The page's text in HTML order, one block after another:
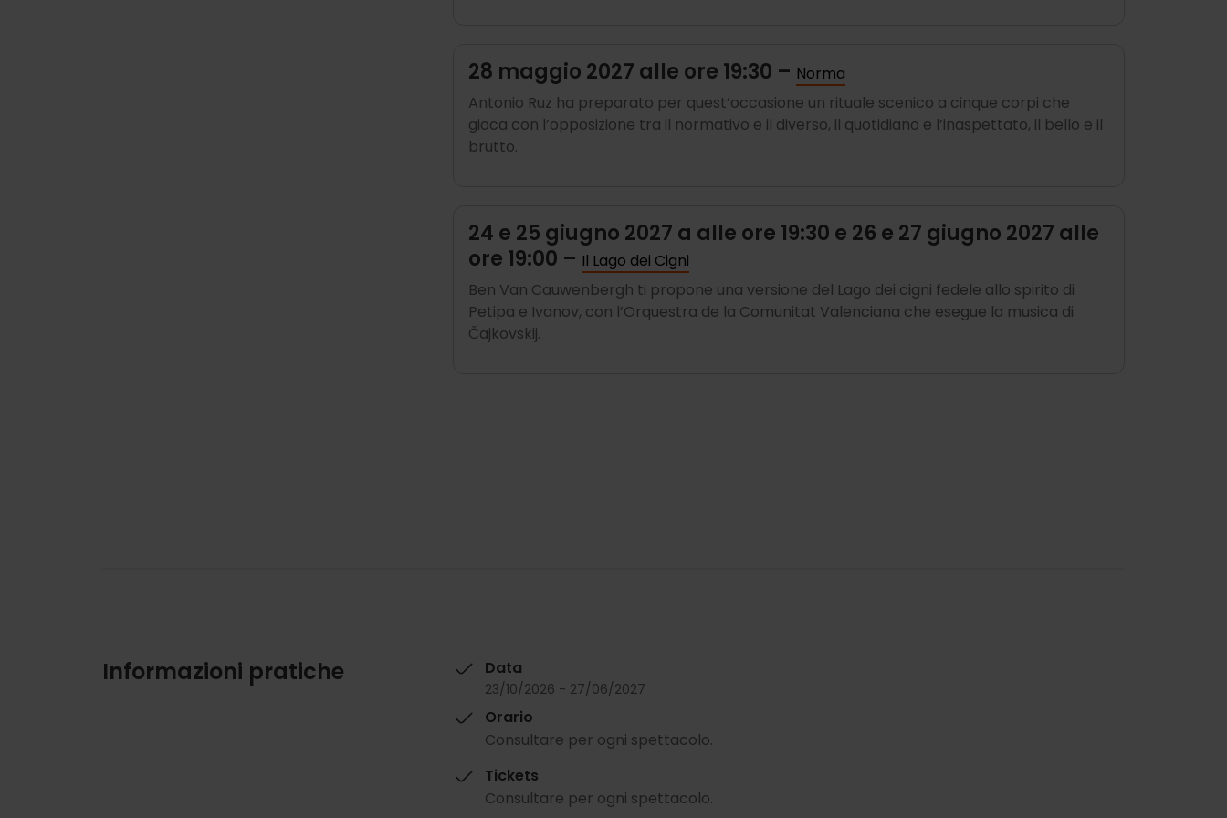
28 maggio 2027 alle ore 19:30 – Norma
Antonio Ruz ha preparato per quest’occasione un rituale scenico a cinque corpi che
gioca con l’opposizione tra il normativo e il diverso, il quotidiano e l’inaspettato, il bello e il
brutto.
24 e 25 giugno 2027 a alle ore 19:30 e 26 e 27 giugno 2027 alle
ore 19:00 – Il Lago dei Cigni
Ben Van Cauwenbergh ti propone una versione del Lago dei cigni fedele allo spirito di
Petipa e Ivanov, con l’Orquestra de la Comunitat Valenciana che esegue la musica di
Čajkovskij.
Informazioni pratiche Data
23/10/2026 - 27/06/2027
Orario
Consultare per ogni spettacolo.
Tickets
Consultare per ogni spettacolo.